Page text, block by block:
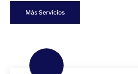
Más Servicios